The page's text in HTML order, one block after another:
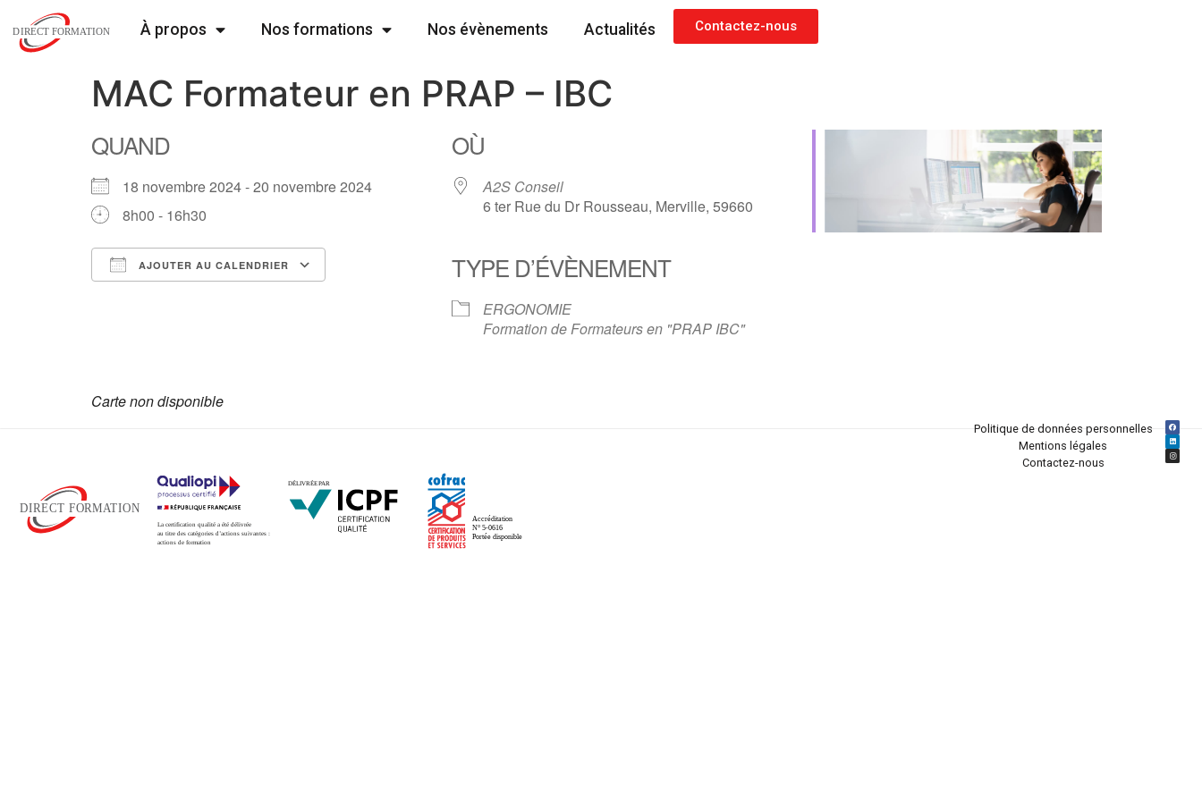
À propos Nos formations Nos évènements Actualités Contactez-nous
MAC Formateur en PRAP – IBC
QUAND
18 novembre 2024 - 20 novembre 2024
8h00 - 16h30
AJOUTER AU CALENDRIER
Calendrier Google
OÙ
A2S Conseil
6 ter Rue du Dr Rousseau, Merville, 59660
TYPE D’ÉVÈNEMENT
ERGONOMIE
Formation de Formateurs en "PRAP IBC"
Carte non disponible
Politique de données personnelles
Mentions légales
Contactez-nous